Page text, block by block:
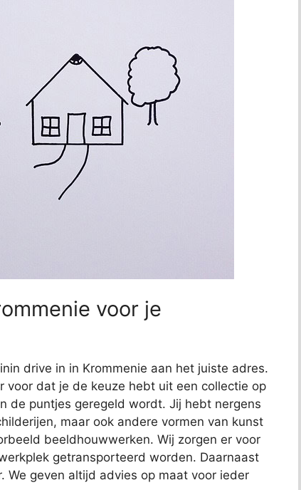
voor je
drive in in Krommenie aan het juiste adres.
voor dat je de keuze hebt uit een collectie op
de puntjes geregeld wordt. Jij hebt nergens
maar ook andere vormen van kunst
beeldhouwwerken. Wij zorgen er voor
getransporteerd worden. Daarnaast
We geven altijd advies op maat voor ieder